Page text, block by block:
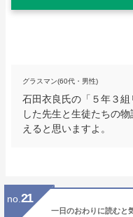
グラスマン(60代・男性)
石田衣良氏の「５年３
した先生と生徒たちの
えると思いますよ。
no. 21